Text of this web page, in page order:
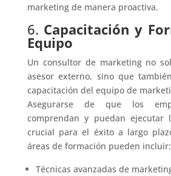
marketing de manera proactiva.
6. Capacitación y
Equipo
Un consultor de marketing no
asesor externo, sino que
capacitación del equipo de
Asegurarse de que los
comprendan y puedan ejecutar
crucial para el éxito a largo
áreas de formación pueden incluir:
Técnicas avanzadas de